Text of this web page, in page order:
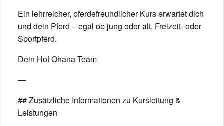
Ein lehrreicher, pferdefreundlicher Kurs erwartet dich
und dein Pferd – egal ob jung oder alt, Freizeit- oder
Sportpferd.
Dein Hof Ohana Team
—
## Zusätzliche Informationen zu Kursleitung &
Leistungen